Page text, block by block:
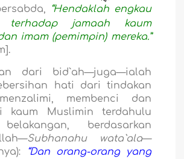
“Hendaklah engkau
terhadap jamaah kaum
imam (pemimpin) mereka.”
dari bid`ah—juga—ialah
hati dari tindakan
membenci dan
kaum Muslimin terdahulu
berdasarkan
Subhanahu wata`ala—
“Dan orang-orang yang